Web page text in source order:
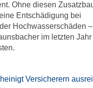
Ohne diesen
Entschädigung bei
Hochwasserschäden
im letzten Jahr